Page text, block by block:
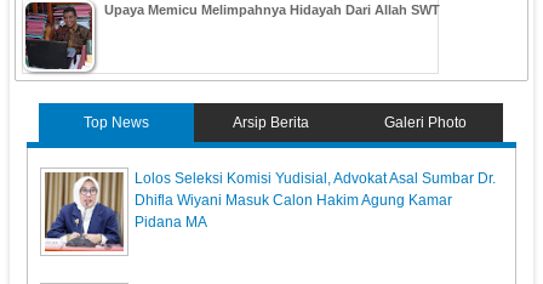
Upaya Memicu Melimpahnya Hidayah Dari Allah SWT
Top News Arsip Berita Galeri Photo
‎Lolos Seleksi Komisi Yudisial, Advokat Asal Sumbar Dr.
Dhifla Wiyani Masuk Calon Hakim Agung Kamar
Pidana MA